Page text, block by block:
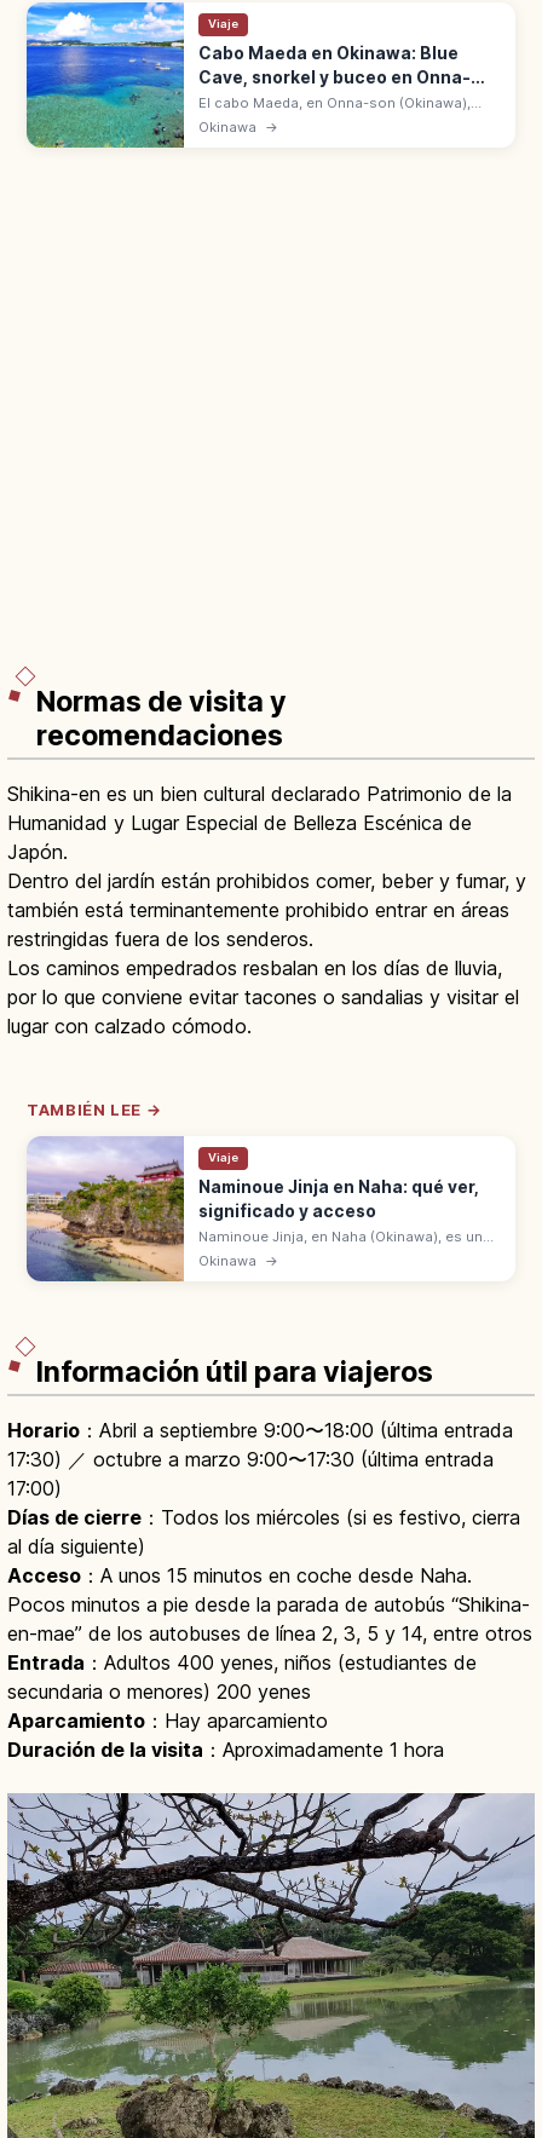
Viaje
Cabo Maeda en Okinawa: Blue
Cave, snorkel y buceo en Onna-
son
El cabo Maeda, en Onna-son (Okinawa),
alberga la Blue Cave o Cueva Azul, con
Okinawa →
Normas de visita y
recomendaciones
Shikina-en es un bien cultural declarado Patrimonio de la
Humanidad y Lugar Especial de Belleza Escénica de
Japón.
Dentro del jardín están prohibidos comer, beber y fumar, y
también está terminantemente prohibido entrar en áreas
restringidas fuera de los senderos.
Los caminos empedrados resbalan en los días de lluvia,
por lo que conviene evitar tacones o sandalias y visitar el
lugar con calzado cómodo.
TAMBIÉN LEE →
Viaje
Naminoue Jinja en Naha: qué ver,
significado y acceso
Naminoue Jinja, en Naha (Okinawa), es uno
de los ocho santuarios principales de
Okinawa →
Información útil para viajeros
Horario ：Abril a septiembre 9:00〜18:00 (última entrada
17:30) ／ octubre a marzo 9:00〜17:30 (última entrada
17:00)
Días de cierre ：Todos los miércoles (si es festivo, cierra
al día siguiente)
Acceso ：A unos 15 minutos en coche desde Naha.
Pocos minutos a pie desde la parada de autobús “Shikina-
en-mae” de los autobuses de línea 2, 3, 5 y 14, entre otros
Entrada ：Adultos 400 yenes, niños (estudiantes de
secundaria o menores) 200 yenes
Aparcamiento ：Hay aparcamiento
Duración de la visita ：Aproximadamente 1 hora